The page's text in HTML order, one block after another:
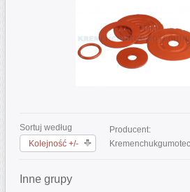
Sortuj według
Kolejność +/-
Producent:
Inne grupy